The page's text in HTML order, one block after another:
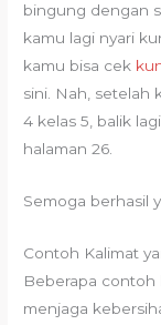
bingung dengan
kamu lagi nyari
kamu bisa cek
sini. Nah, setelah
4 kelas 5, balik
halaman 26.
Semoga berhasil
Contoh Kalimat
Beberapa contoh
menjaga